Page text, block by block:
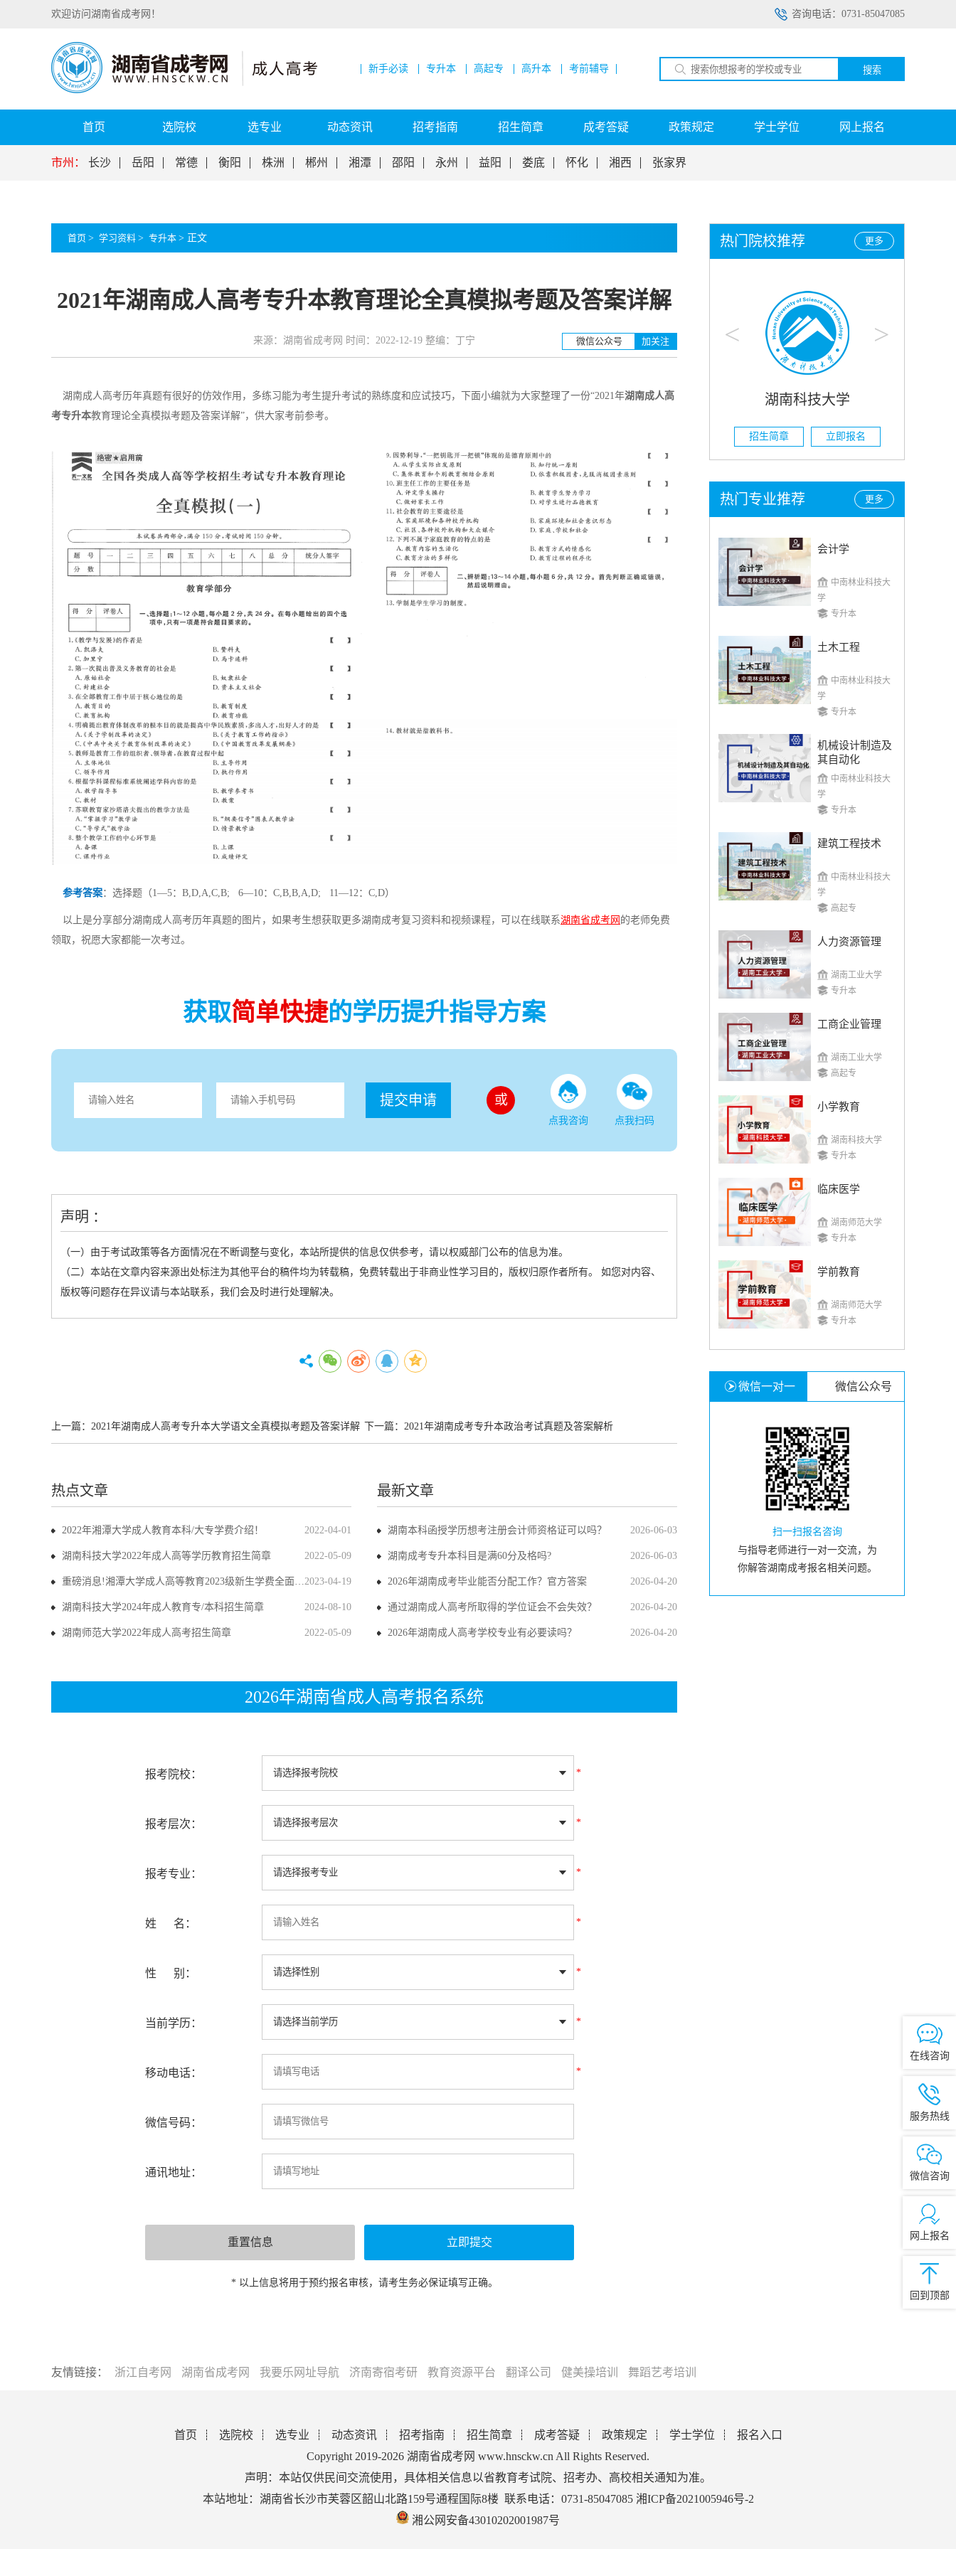
咨询电话：0731-85047085
欢迎访问湖南省成考网！
新手必读 专升本 高起专 高升本 考前辅导 搜索
首页 选院校 选专业 动态资讯 招考指南 招生简章 成考答疑 政策规定 学士学位 网上报名
市州： 长沙 岳阳 常德 衡阳 株洲 郴州 湘潭 邵阳 永州 益阳 娄底 怀化 湘西 张家界
首页 > 学习资料 > 专升本 > 正文
2021年湖南成人高考专升本教育理论全真模拟考题及答案详解
来源：湖南省成考网 时间：2022-12-19 整编：丁宁 微信公众号 加关注
湖南成人高考历年真题有很好的仿效作用，多练习能为考生提升考试的熟练度和应试技巧，下面小编就为大家整理了一份“2021年湖南成人高
考专升本教育理论全真模拟考题及答案详解”，供大家考前参考。
参考答案：选择题（1—5：B,D,A,C,B; 6—10：C,B,B,A,D; 11—12：C,D）
以上是分享部分湖南成人高考历年真题的图片，如果考生想获取更多湖南成考复习资料和视频课程，可以在线联系湖南省成考网 的老师免费
领取，祝愿大家都能一次考过。
获取简单快捷的学历提升指导方案
提交申请 或
点我咨询 点我扫码
声明 ：
（一）由于考试政策等各方面情况在不断调整与变化，本站所提供的信息仅供参考，请以权威部门公布的信息为准。
（二）本站在文章内容来源出处标注为其他平台的稿件均为转载稿，免费转载出于非商业性学习目的，版权归原作者所有。 如您对内容、
版权等问题存在异议请与本站联系，我们会及时进行处理解决。
上一篇： 2021年湖南成人高考专升本大学语文全真模拟考题及答案详解 下一篇： 2021年湖南成考专升本政治考试真题及答案解析
热点文章
2022-04-01
2022年湘潭大学成人教育本科/大专学费介绍！
2022-05-09
湖南科技大学2022年成人高等学历教育招生简章
2023-04-19
重磅消息!湘潭大学成人高等教育2023级新生学费全面上调
2024-08-10
湖南科技大学2024年成人教育专/本科招生简章
2022-05-09
湖南师范大学2022年成人高考招生简章
最新文章
2026-06-03
湖南本科函授学历想考注册会计师资格证可以吗？
2026-06-03
湖南成考专升本科目是满60分及格吗?
2026-04-20
2026年湖南成考毕业能否分配工作？官方答案
2026-04-20
通过湖南成人高考所取得的学位证会不会失效？
2026-04-20
2026年湖南成人高考学校专业有必要读吗？
2026年湖南省成人高考报名系统
报考院校： *
报考层次： *
报考专业： *
姓 名： *
性 别： *
当前学历： *
移动电话： *
微信号码：
通讯地址：
* 以上信息将用于预约报名审核，请考生务必保证填写正确。
更多
热门院校推荐
< >
湖南工业大学 湖南科技大学 湖南农业大学
招生简章 立即报名
更多
热门专业推荐
会计学
中南林业科技大
学
专升本
土木工程
中南林业科技大
学
专升本
机械设计制造及
其自动化
中南林业科技大
学
专升本
建筑工程技术
中南林业科技大
学
高起专
人力资源管理
湖南工业大学
专升本
工商企业管理
湖南工业大学
高起专
小学教育
湖南科技大学
专升本
临床医学
湖南师范大学
专升本
学前教育
湖南师范大学
专升本
微信一对一 微信公众号
扫一扫报名咨询
与指导老师进行一对一交流，为
你解答湖南成考报名相关问题。
友情链接： 浙江自考网 湖南省成考网 我要乐网址导航 济南寄宿考研 教育资源平台 翻译公司 健美操培训 舞蹈艺考培训
首页 选院校 选专业 动态资讯 招考指南 招生简章 成考答疑 政策规定 学士学位
报名入口
Copyright 2019-2026 湖南省成考网 www.hnsckw.cn All Rights Reserved.
声明：本站仅供民间交流使用，具体相关信息以省教育考试院、招考办、高校相关通知为准。
本站地址：湖南省长沙市芙蓉区韶山北路159号通程国际8楼 联系电话：0731-85047085 湘ICP备2021005946号-2
湘公网安备43010202001987号
在线咨询
服务热线
微信咨询
网上报名
回到顶部